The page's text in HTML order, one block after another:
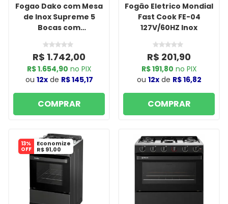
Fogao Dako com Mesa
de Inox Supreme 5
Bocas com
Automatico Tripla
Chama Titanium
R$ 1.742,00
R$ 1.654,90 no PIX
ou 12xde R$ 145,17
COMPRAR
Fogão Eletrico Mondial
Fast Cook FE-04
127V/60HZ Inox
R$ 201,90
R$ 191,80 no PIX
ou 12xde R$ 16,82
COMPRAR
13%
OFF
Economize
R$ 91,00